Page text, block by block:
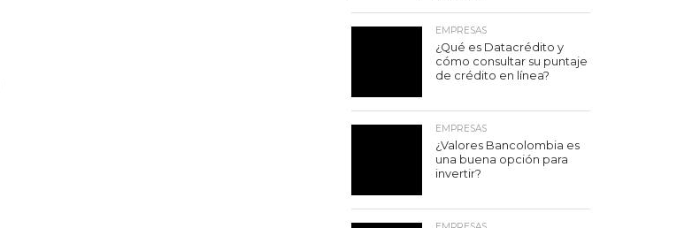
EMPRESAS
¿Qué es Datacrédito y
cómo consultar su puntaje
de crédito en línea?
EMPRESAS
¿Valores Bancolombia es
una buena opción para
invertir?